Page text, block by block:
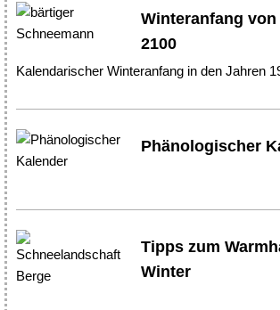
Winteranfang von
2100
Kalendarischer Winteranfang in den Jahren
Phänologischer
Tipps zum
Winter